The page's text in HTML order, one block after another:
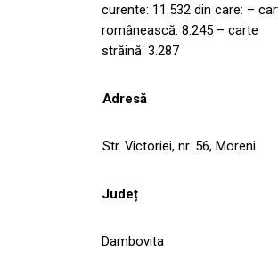
curente: 11.532 din care: –
românească: 8.245 – carte
străină: 3.287
Adresă
Str. Victoriei, nr. 56, Moreni
Județ
Dambovita